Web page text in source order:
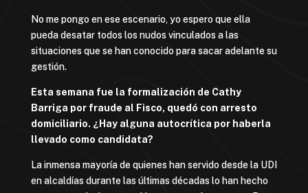
No me pongo en ese escenario, yo espero que ella
pueda desatar todos los nudos vinculados a las
situaciones que se han conocido para sacar adelante su
gestión.
Esta semana fue la formalización de Cathy
Barriga por fraude al Fisco, quedó con arresto
domiciliario. ¿Hay alguna autocrítica por haberla
llevado como candidata?
La inmensa mayoría de quienes han servido desde la UDI
en alcaldías durante las últimas décadas lo han hecho